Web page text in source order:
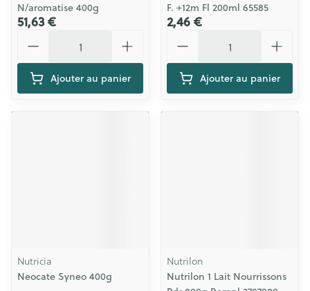
N/aromatise 400g
51,63 €
Ajouter au panier
F. +12m Fl 200ml 65585
2,46 €
Ajouter au panier
Nutricia
Neocate Syneo 400g
Nutrilon
Nutrilon 1 Lait Nourrissons